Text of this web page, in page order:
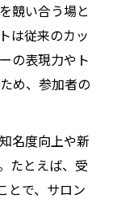
競い合う場と
は従来のカッ
の表現力やト
め、参加者の
名度向上や新
たとえば、受
とで、サロン